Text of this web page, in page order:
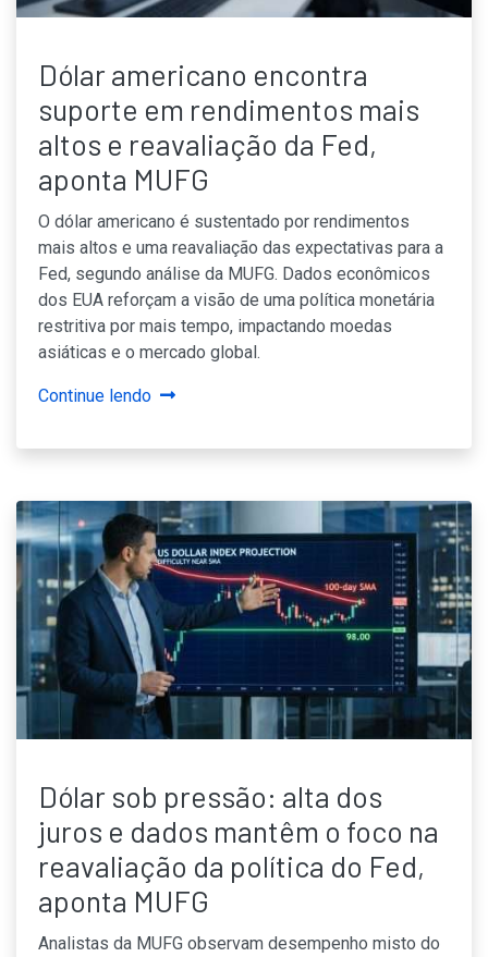
Dólar americano encontra
suporte em rendimentos mais
altos e reavaliação da Fed,
aponta MUFG
O dólar americano é sustentado por rendimentos
mais altos e uma reavaliação das expectativas para a
Fed, segundo análise da MUFG. Dados econômicos
dos EUA reforçam a visão de uma política monetária
restritiva por mais tempo, impactando moedas
asiáticas e o mercado global.
Continue lendo
Dólar sob pressão: alta dos
juros e dados mantêm o foco na
reavaliação da política do Fed,
aponta MUFG
Analistas da MUFG observam desempenho misto do